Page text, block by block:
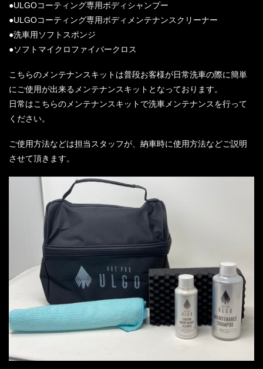
●ULGOコーティング専用ボディシャンプー
●ULGOコーティング専用ボディメンテナンスクリーナー
●洗車用ソフトスポンジ
●ソフトマイクロファイバークロス
こちらのメンテナンスキットは普段お客様が日常洗車の際に簡単
にご使用が出来るメンテナンスキットとなっております。
日常はこちらのメンテナンスキットで洗車メンテナンスを行って
ください。
ご使用方法などは担当スタッフが、納車時に使用方法などご説明
させて頂きます。